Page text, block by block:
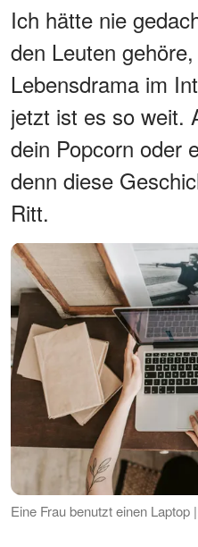
Ich hätte nie
den Leuten
Lebensdrama im
jetzt ist es so weit.
dein Popcorn oder
denn diese
Ritt.
Eine Frau benutzt einen Laptop